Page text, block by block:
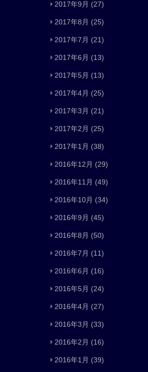
2017年9月 (27)
2017年8月 (25)
2017年7月 (21)
2017年6月 (13)
2017年5月 (13)
2017年4月 (25)
2017年3月 (21)
2017年2月 (25)
2017年1月 (38)
2016年12月 (29)
2016年11月 (49)
2016年10月 (34)
2016年9月 (45)
2016年8月 (50)
2016年7月 (11)
2016年6月 (16)
2016年5月 (24)
2016年4月 (27)
2016年3月 (33)
2016年2月 (16)
2016年1月 (39)